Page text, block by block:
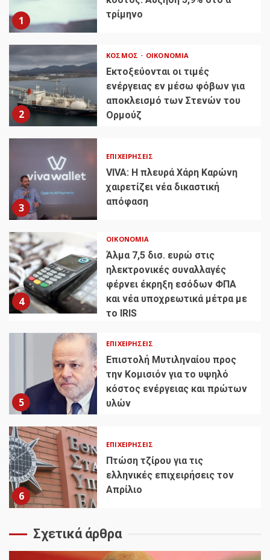
1
τρίμηνο
2
ΚΌΣΜΟΣ ΟΙΚΟΝΟΜΊΑ
Εκτοξεύονται οι τιμές
ενέργειας εν μέσω φόβων για
αποκλεισμό των Στενών του
Ορμούζ
3
ΕΠΙΧΕΙΡΉΣΕΙΣ
VIVA: Η πλευρά Χάρη Καρώνη
χαιρετίζει νέα δικαστική
απόφαση
4
ΟΙΚΟΝΟΜΊΑ
Άλμα 7,5 δισ. ευρώ στις
ηλεκτρονικές συναλλαγές
φέρνει έκρηξη εσόδων ΦΠΑ
και νέα υποχρεωτικά μέτρα με
το IRIS
5
ΕΠΙΧΕΙΡΉΣΕΙΣ
Επιστολή Μυτιληναίου προς
την Κομισιόν για το υψηλό
κόστος ενέργειας και πρώτων
υλών
6
ΕΠΙΧΕΙΡΉΣΕΙΣ
Πτώση τζίρου για τις
ελληνικές επιχειρήσεις τον
Απρίλιο
Σχετικά άρθρα